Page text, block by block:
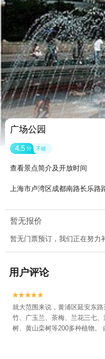
广场公园
4.5 分 不错
查看景点简介及开放时间
上海市卢湾区成都南路长乐路
暂无报价
暂无门票预订，我们正在努力
用户评论


就大范围来说，黄浦区延安东
竹、广玉兰、茶梅、兰花三七
树、黄山栾树等200多种植物。